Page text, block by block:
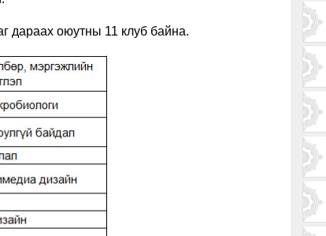
дараах оюутны 11 клуб байна.